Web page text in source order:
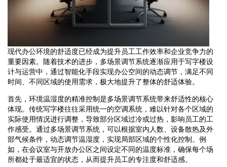
现代办公环境的舒适度已经成为提升员工工作效率和企业竞争力的
重要因素。随着技术的进步，多场景调节系统逐渐应用于写字楼设
计与运营中，通过智能化手段实现办公空间的动态调节，满足不同
时间、不同区域的使用需求，极大地提升了整体的舒适体验。
首先，环境温湿度的精准控制是多场景调节系统带来舒适性的核心
体现。传统写字楼往往采用统一的空调系统，难以针对各个区域的
实际使用情况进行调整，导致部分区域过冷或过热，影响员工的工
作感受。通过多场景调节系统，可以根据室内人数、设备散热及外
部气候条件，动态调节温湿度，实现局部区域的个性化控制。例
如，在会议室与开放办公区之间设定不同的温度标准，确保每个场
所都处于最适宜的状态，从而提升员工的专注度和舒适感。